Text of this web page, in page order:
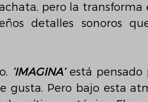
pero la
detalles sonoros
‘IMAGINA’ está pensado
gusta. Pero bajo esta